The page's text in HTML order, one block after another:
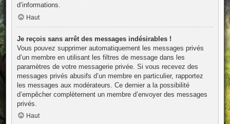
d’informations.
Haut
Je reçois sans arrêt des messages indésirables !
Vous pouvez supprimer automatiquement les messages privés
d’un membre en utilisant les filtres de message dans les
paramètres de votre messagerie privée. Si vous recevez des
messages privés abusifs d’un membre en particulier, rapportez
les messages aux modérateurs. Ce dernier a la possibilité
d’empêcher complètement un membre d’envoyer des messages
privés.
Haut